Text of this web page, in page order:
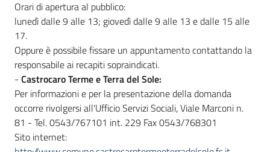
Orari di apertura al pubblico:
lunedì dalle 9 alle 13; giovedì dalle 9 alle 13 e dalle 15 alle
17.
Oppure è possibile fissare un appuntamento contattando la
responsabile ai recapiti sopraindicati.
- Castrocaro Terme e Terra del Sole:
Per informazioni e per la presentazione della domanda
occorre rivolgersi all'Ufficio Servizi Sociali, Viale Marconi n.
81 - Tel. 0543/767101 int. 229 Fax 0543/768301
Sito internet: